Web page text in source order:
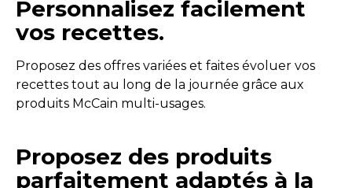
Personnalisez facilement
vos recettes.
Proposez des offres variées et faites évoluer vos
recettes tout au long de la journée grâce aux
produits McCain multi-usages.
Proposez des produits
parfaitement adaptés à la